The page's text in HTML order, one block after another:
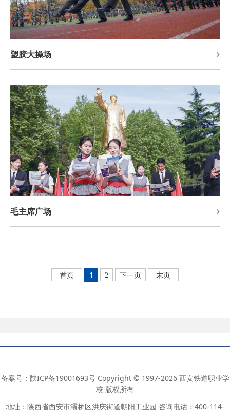
塑胶大操场
毛主席广场
首页 1 2 下一页 末页
备案号： 陕ICP备19001693号Copyright © 1997-2026 西安铁道职业学
校 版权所有
地址：陕西省西安市灞桥区洪庆街道朝阳工业园 咨询电话：400-114-